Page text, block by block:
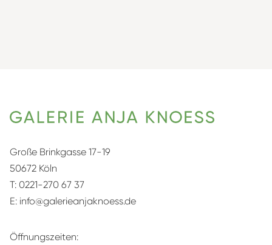
Große Brinkgasse 17-19
50672 Köln
T: 0221-270 67 37
E: info@galerieanjaknoess.de
Öffnungszeiten: